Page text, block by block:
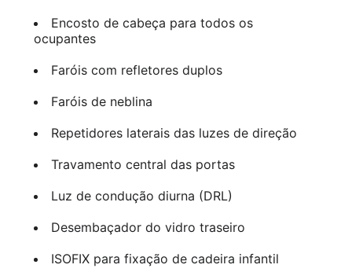
Encosto de cabeça para todos os
ocupantes
Faróis com refletores duplos
Faróis de neblina
Repetidores laterais das luzes de direção
Travamento central das portas
Luz de condução diurna (DRL)
Desembaçador do vidro traseiro
ISOFIX para fixação de cadeira infantil